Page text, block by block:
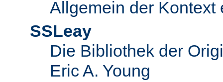
Allgemein der Kontext
SSLeay
Die Bibliothek der
Eric A. Young